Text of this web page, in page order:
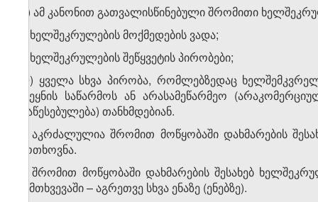
თ) ამ კანონით გათვალისწინებული შრომითი
ი) ხელშეკრულების მოქმედების ვადა;
კ) ხელშეკრულების შეწყვეტის პირობები;
ლ) ყველა სხვა პირობა, რომლებზედაც
ქვეყნის საწარმოს ან არასამეწარმეო
დაწესებულება) თანხმდებიან.
2. აკრძალულია შრომით მოწყობაში დახმარების
მოთხოვნა.
3. შრომით მოწყობაში დახმარების შესახებ
შემთხვევაში – აგრეთვე სხვა ენაზე (ენებზე).